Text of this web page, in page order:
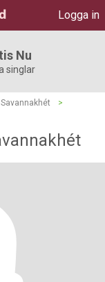
Logga in
Nu
singlar
Savannakhét
>